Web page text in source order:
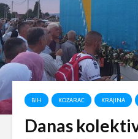
BIH KOZARAC KRAJINA
Danas